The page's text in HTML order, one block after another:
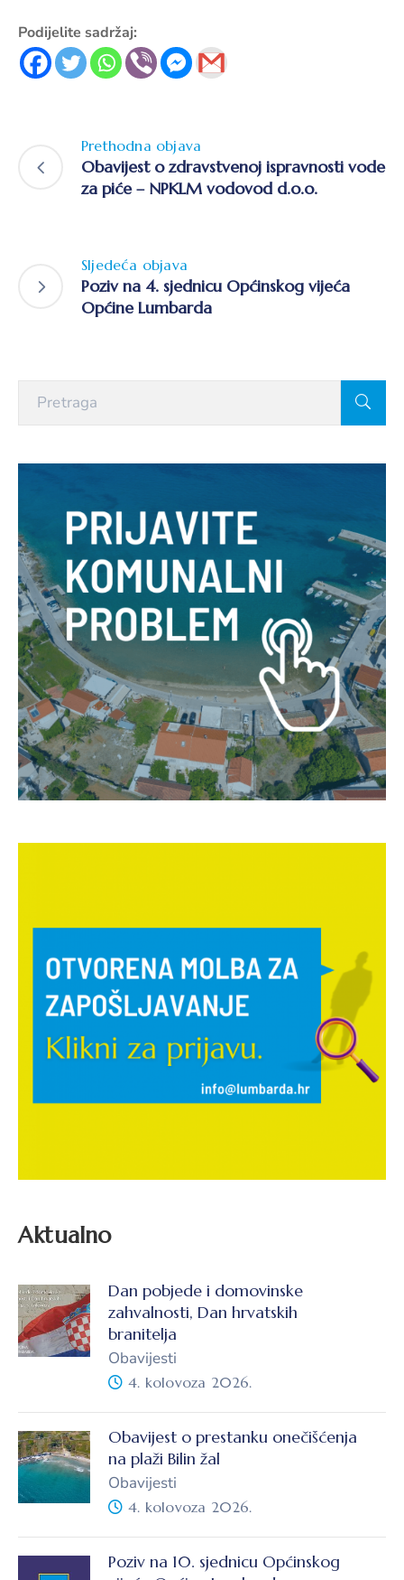
Podijelite sadržaj:
Prethodna objava
Obavijest o zdravstvenoj ispravnosti vode
za piće – NPKLM vodovod d.o.o.
Sljedeća objava
Poziv na 4. sjednicu Općinskog vijeća
Općine Lumbarda
Aktualno
Dan pobjede i domovinske
zahvalnosti, Dan hrvatskih
branitelja
Obavijesti
4. kolovoza 2026.
Obavijest o prestanku onečišćenja
na plaži Bilin žal
Obavijesti
4. kolovoza 2026.
Poziv na 10. sjednicu Općinskog